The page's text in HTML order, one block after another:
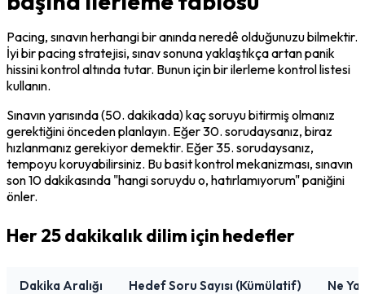
Pacing, sınavın herhangi bir anında neredê olduğunuzu bilmektir.
İyi bir pacing stratejisi, sınav sonuna yaklaştıkça artan panik
hissini kontrol altında tutar. Bunun için bir ilerleme kontrol listesi
kullanın.
Sınavın yarısında (50. dakikada) kaç soruyu bitirmiş olmanız
gerektiğini önceden planlayın. Eğer 30. sorudaysanız, biraz
hızlanmanız gerekiyor demektir. Eğer 35. sorudaysanız,
tempoyu koruyabilirsiniz. Bu basit kontrol mekanizması, sınavın
son 10 dakikasında "hangi soruydu o, hatırlamıyorum" paniğini
önler.
Her 25 dakikalık dilim için hedefler
Dakika Aralığı Hedef Soru Sayısı (Kümülatif) Ne